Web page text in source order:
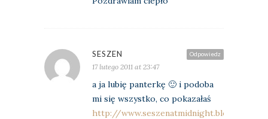
Odpowiedz
SESZEN
17 lutego 2011 at 23:47
a ja lubię panterkę 🙂 i podoba
mi się wszystko, co pokazałaś
http://